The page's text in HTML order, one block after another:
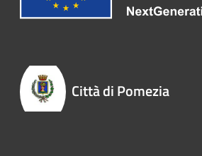
Città di Pomezia